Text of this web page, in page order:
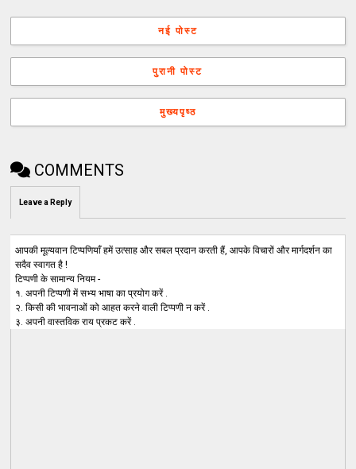
नई पोस्ट
पुरानी पोस्ट
मुख्यपृष्ठ
COMMENTS
Leave a Reply
आपकी मूल्यवान टिप्पणियाँ हमें उत्साह और सबल प्रदान करती हैं, आपके विचारों और मार्गदर्शन का
सदैव स्वागत है !
टिप्पणी के सामान्य नियम -
१. अपनी टिप्पणी में सभ्य भाषा का प्रयोग करें .
२. किसी की भावनाओं को आहत करने वाली टिप्पणी न करें .
३. अपनी वास्तविक राय प्रकट करें .